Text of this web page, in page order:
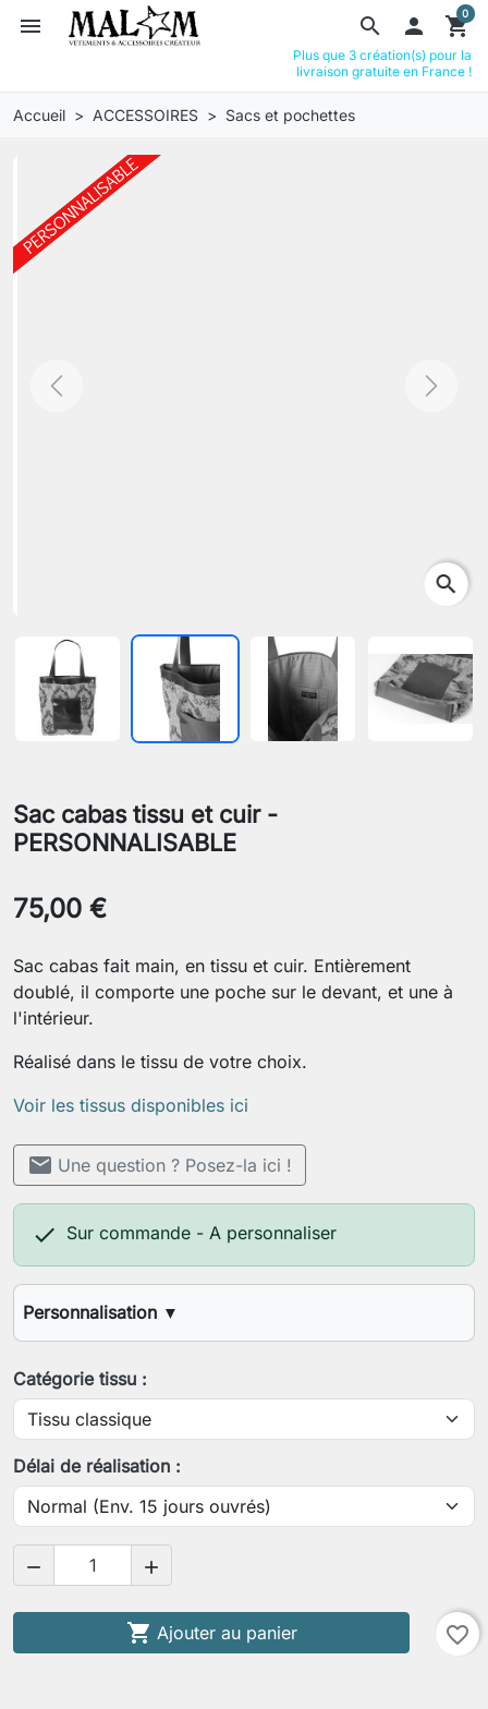
search
menu  shopping_cart
0
Plus que 3 création(s) pour la
livraison gratuite en France !
Accueil ACCESSOIRES Sacs et pochettes
Previous Next
search
Sac cabas tissu et cuir -
PERSONNALISABLE
75,00 €
Sac cabas fait main, en tissu et cuir. Entièrement
doublé, il comporte une poche sur le devant, et une à
l'intérieur.
Réalisé dans le tissu de votre choix.
Voir les tissus disponibles ici
mail Une question ? Posez-la ici !
 Sur commande - A personnaliser
Personnalisation ▼
Couleur(s) ou choix de tissu(s)
Enregistrer la personnalisation
Catégorie tissu :
Délai de réalisation :
 
 Ajouter au panier favorite_border